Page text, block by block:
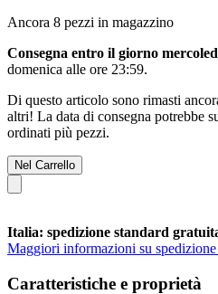
Ancora 8 pezzi in magazzino
Consegna entro il giorno
domenica alle ore 23:59.
Di questo articolo sono rimasti
altri! La data di consegna potrebbe
ordinati più pezzi.
Nel Carrello
Italia: spedizione standard
Maggiori informazioni su spedizione
Caratteristiche e proprietà